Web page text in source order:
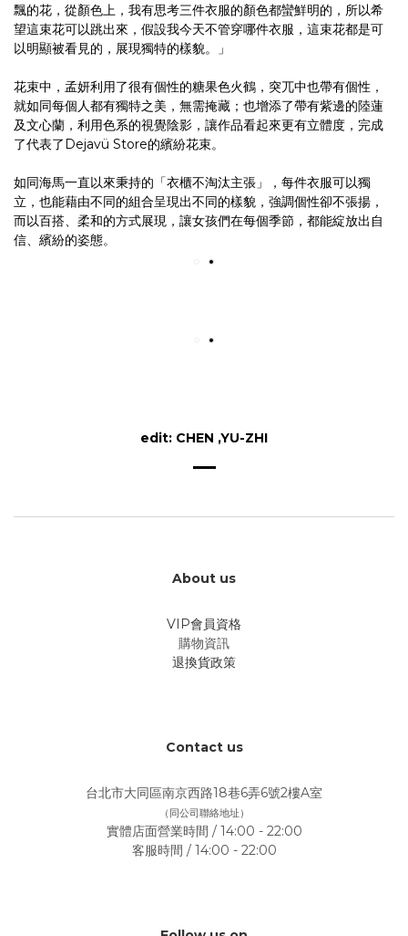
飄的花，從顏色上，我有思考三件衣服的顏色都蠻鮮明的，所以希
望這束花可以跳出來，假設我今天不管穿哪件衣服，這束花都是可
以明顯被看見的，展現獨特的樣貌。」
花束中，孟妍利用了很有個性的糖果色火鶴，突兀中也帶有個性，
就如同每個人都有獨特之美，無需掩藏；也增添了帶有紫邊的陸蓮
及文心蘭，利用色系的視覺陰影，讓作品看起來更有立體度，完成
了代表了Dejavü Store的繽紛花束。
如同海馬一直以來秉持的「衣櫃不淘汰主張」，每件衣服可以獨
立，也能藉由不同的組合呈現出不同的樣貌，強調個性卻不張揚，
而以百搭、柔和的方式展現，讓女孩們在每個季節，都能綻放出自
信、繽紛的姿態。
edit: CHEN ,YU-ZHI
About us
VIP會員資格
購物資訊
退換貨政策
Contact us
台北市大同區南京西路18巷6弄6號2樓A室
（同公司聯絡地址）
實體店面營業時間 / 14:00 - 22:00
客服時間 / 14:00 - 22:00